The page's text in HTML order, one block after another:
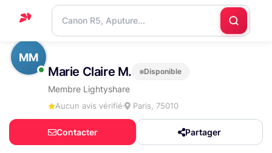
Accueil
Support
Nous
contacter
MM
Marie Claire M. Disponible
Membre Lightyshare
Aucun avis vérifié Paris, 75010
Contacter Partager